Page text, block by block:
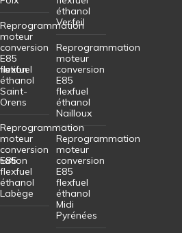
Reprogrammation
moteur
conversion
E85
flexfuel
éthanol
Saint-
Orens
Reprogrammation
moteur
conversion
E85
flexfuel
éthanol
Labège
éthanol
Verfeil
Reprogrammation
moteur
conversion
E85
flexfuel
éthanol
Nailloux
Reprogrammation
moteur
conversion
E85
flexfuel
éthanol
Midi
Pyrénées